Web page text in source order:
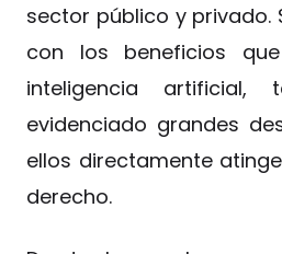
sector público y privado.
con los beneficios
inteligencia artificial,
evidenciado grandes
ellos directamente
derecho.